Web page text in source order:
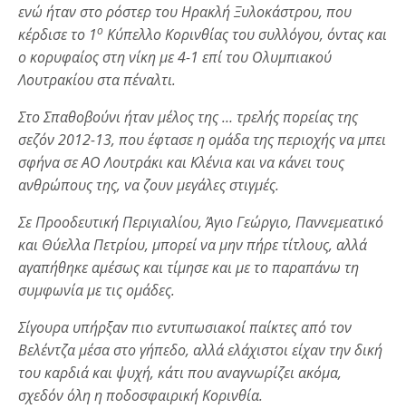
ενώ ήταν στο ρόστερ του Ηρακλή Ξυλοκάστρου, που
κέρδισε το 1ο Κύπελλο Κορινθίας του συλλόγου, όντας και
ο κορυφαίος στη νίκη με 4-1 επί του Ολυμπιακού
Λουτρακίου στα πέναλτι.
Στο Σπαθοβούνι ήταν μέλος της … τρελής πορείας της
σεζόν 2012-13, που έφτασε η ομάδα της περιοχής να μπει
σφήνα σε ΑΟ Λουτράκι και Κλένια και να κάνει τους
ανθρώπους της, να ζουν μεγάλες στιγμές.
Σε Προοδευτική Περιγιαλίου, Άγιο Γεώργιο, Παννεμεατικό
και Θύελλα Πετρίου, μπορεί να μην πήρε τίτλους, αλλά
αγαπήθηκε αμέσως και τίμησε και με το παραπάνω τη
συμφωνία με τις ομάδες.
Σίγουρα υπήρξαν πιο εντυπωσιακοί παίκτες από τον
Βελέντζα μέσα στο γήπεδο, αλλά ελάχιστοι είχαν την δική
του καρδιά και ψυχή, κάτι που αναγνωρίζει ακόμα,
σχεδόν όλη η ποδοσφαιρική Κορινθία.